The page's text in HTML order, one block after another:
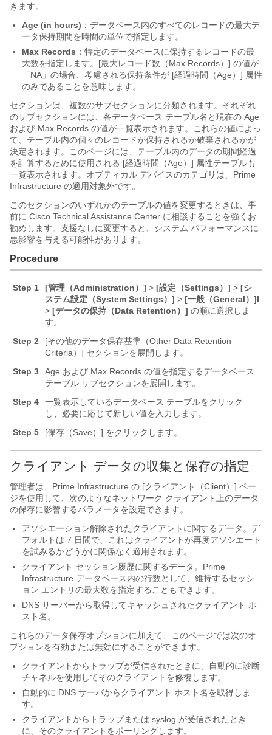
きます。
Age (in hours) ：データベース内のすべてのレコードの最大デ
ータ保持期間を時間の単位で指定します。
Max Records ：特定のデータベースに保持するレコードの最
大数を指定します。[最大レコード数（Max Records）] の値が
「NA」の場合、考慮される保持条件が [経過時間（Age）] 属性
のみであることを意味します。
セクションは、複数のサブセクションに分類されます。それぞれ
のサブセクションには、各データベース テーブル名と現在の Age
および Max Records の値が一覧表示されます。これらの値によっ
て、テーブル内の個々のレコードが保持されるか破棄されるかが
決定されます。このページには、テーブル内のデータの期間経過
を計算するために使用される [経過時間（Age）] 属性テーブルも
一覧表示されます。オプティカル デバイスのカテゴリは、Prime
Infrastructure の適用対象外です。
このセクションのいずれかのテーブルの値を変更するときは、事
前に Cisco Technical Assistance Center に相談することを強くお
勧めします。支援なしに変更すると、システム パフォーマンスに
悪影響を与える可能性があります。
Procedure
Step 1 [管理（Administration）] > [設定（Settings）] > [シ
ステム設定（System Settings）] > [一般（General）]l
> [データの保持（Data Retention）] の順に選択しま
す。
Step 2
[その他のデータ保存基準（Other Data Retention
Criteria）] セクションを展開します。
Step 3
Age および Max Records の値を指定するデータベース
テーブル サブセクションを展開します。
Step 4
一覧表示しているデータベース テーブルをクリック
し、必要に応じて新しい値を入力します。
Step 5
[保存（Save）] をクリックします。
クライアント データの収集と保存の指定
管理者は、Prime Infrastructure の [クライアント（Client）] ペー
ジを使用して、次のようなネットワーク クライアント上のデータ
の保存に影響するパラメータを設定できます。
アソシエーション解除されたクライアントに関するデータ。デ
フォルトは 7 日間で、これはクライアントが再度アソシエート
を試みるかどうかに関係なく適用されます。
クライアント セッション履歴に関するデータ。Prime
Infrastructure データベース内の行数として、維持するセッシ
ョン エントリの最大数を指定することもできます。
DNS サーバーから取得してキャッシュされたクライアント ホ
スト名。
これらのデータ保存オプションに加えて、このページでは次のオ
プションを有効または無効にすることができます。
クライアントからトラップが受信されたときに、自動的に診断
チャネルを使用してそのクライアントを修復します。
自動的に DNS サーバからクライアント ホスト名を取得しま
す。
クライアントからトラップまたは syslog が受信されたとき
に、そのクライアントをポーリングします。